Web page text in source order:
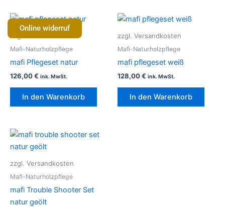
zzgl. Versandkosten
Mafi-Naturholzpflege
mafi Pflegeset natur
126,00€ ink. MwSt.
In den Warenkorb
zzgl. Versandkosten
Mafi-Naturholzpflege
mafi pflegeset weiß
128,00€ ink. MwSt.
In den Warenkorb
zzgl. Versandkosten
Mafi-Naturholzpflege
mafi Trouble Shooter Set
natur geölt
Online widerruf